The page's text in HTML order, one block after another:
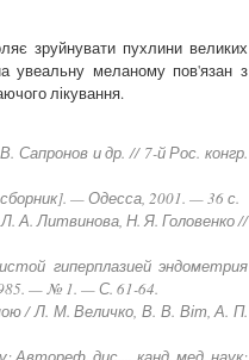
зруйнувати пухлини великих
увеальну меланому пов'язан з
лікування.
и др. // 7-й Рос. конгр.
— Одесса, 2001. — 36 с.
А. Литвинова, Н. Я. Головенко //
гиперплазией эндометрия
— № 1. — С. 61-64.
/ Л. М. Величко, В. В. Віт, А. П.